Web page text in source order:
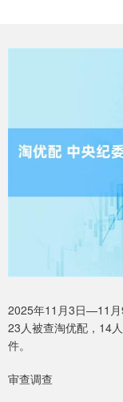
2025年11月3日—11月
23人被查淘优配，14
件。
审查调查